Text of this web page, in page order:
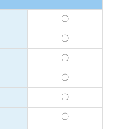
〇
〇
〇
〇
〇
〇